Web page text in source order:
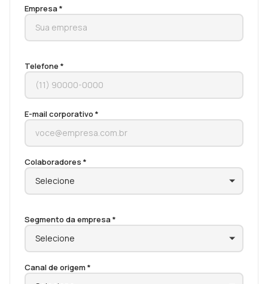
Empresa *
Telefone *
E-mail corporativo *
Colaboradores *
Segmento da empresa *
Canal de origem *